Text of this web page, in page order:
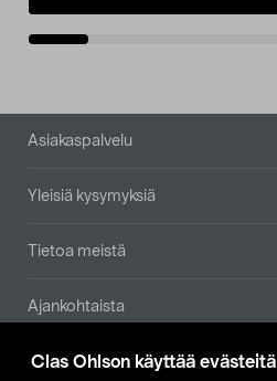
Clas Ohlson käyttää evästeitä
Alatunniste
Asiakaspalvelu
Yleisiä kysymyksiä
Tietoa meistä
Ajankohtaista
Muut yrityksemme